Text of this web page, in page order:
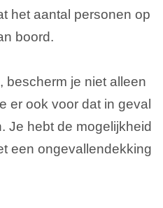
het aantal personen op
boord.
bescherm je niet alleen
er ook voor dat in geval
Je hebt de mogelijkheid
een ongevallendekking